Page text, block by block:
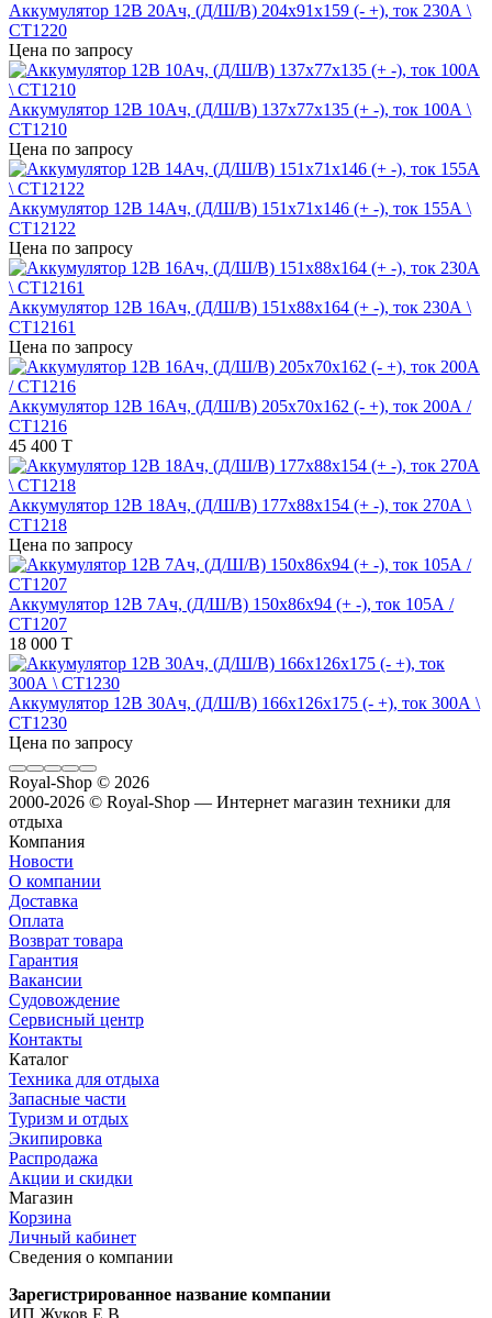
Аккумулятор 12В 20Ач, (Д/Ш/В) 204х91х159 (- +), ток 230А \
СТ1220
Цена по запросу
Аккумулятор 12В 10Ач, (Д/Ш/В) 137x77x135 (+ -), ток 100А \
СТ1210
Цена по запросу
Аккумулятор 12В 14Ач, (Д/Ш/В) 151x71x146 (+ -), ток 155А \
СТ12122
Цена по запросу
Аккумулятор 12В 16Ач, (Д/Ш/В) 151x88x164 (+ -), ток 230А \
СТ12161
Цена по запросу
Аккумулятор 12В 16Ач, (Д/Ш/В) 205x70x162 (- +), ток 200А /
СТ1216
45 400 T
Аккумулятор 12В 18Ач, (Д/Ш/В) 177x88x154 (+ -), ток 270А \
СТ1218
Цена по запросу
Аккумулятор 12В 7Ач, (Д/Ш/В) 150x86x94 (+ -), ток 105А /
СТ1207
18 000 T
Аккумулятор 12В 30Ач, (Д/Ш/В) 166x126x175 (- +), ток 300А \
СТ1230
Цена по запросу
Royal-Shop © 2026
2000-2026 © Royal-Shop — Интернет магазин техники для
отдыха
Компания
Новости
О компании
Доставка
Оплата
Возврат товара
Гарантия
Вакансии
Судовождение
Сервисный центр
Контакты
Каталог
Техника для отдыха
Запасные части
Туризм и отдых
Экипировка
Распродажа
Акции и скидки
Магазин
Корзина
Личный кабинет
Сведения о компании
Зарегистрированное название компании